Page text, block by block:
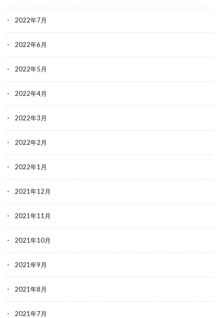
2022年7月
2022年6月
2022年5月
2022年4月
2022年3月
2022年2月
2022年1月
2021年12月
2021年11月
2021年10月
2021年9月
2021年8月
2021年7月